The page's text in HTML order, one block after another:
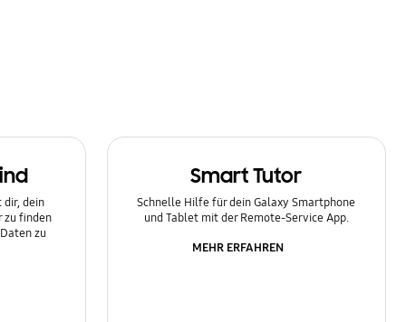
dir, dein
zu finden
zu
Smart Tutor
Schnelle Hilfe für dein Galaxy Smartphone
und Tablet mit der Remote-Service App.
MEHR ERFAHREN